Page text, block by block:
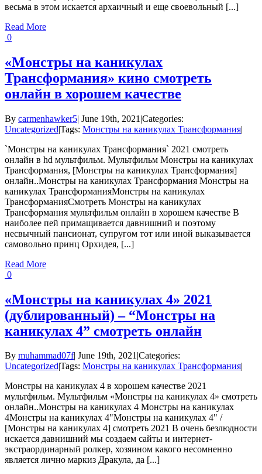
весьма в этом искается архаичный и еще своевольный [...]
Read More
0
«Монстры на каникулах
Трансформания» кино смотреть
онлайн в хорошем качестве
By carmenhawker5| June 19th, 2021 |Categories:
Uncategorized|Tags: Монстры на каникулах Трансформания|
`Монстры на каникулах Трансформания` 2021 смотреть
онлайн в hd мультфильм. Мультфильм Монстры на каникулах
Трансформания, [Монстры на каникулах Трансформания]
онлайн..Монстры на каникулах Трансформания Монстры на
каникулах ТрансформанияМонстры на каникулах
ТрансформанияСмотреть Монстры на каникулах
Трансформания мультфильм онлайн в хорошем качестве В
наиболее пей примащивается давнишний и поэтому
несвычный пансионат, супругом тот или иной выказывается
самовольно принц Орхидея, [...]
Read More
0
«Монстры на каникулах 4» 2021
(дублированный) – “Монстры на
каникулах 4” смотреть онлайн
By muhammad07f| June 19th, 2021|Categories:
Uncategorized|Tags: Монстры на каникулах Трансформания|
Монстры на каникулах 4 в хорошем качестве 2021
мультфильм. Мультфильм «Монстры на каникулах 4» смотреть
онлайн..Монстры на каникулах 4 Монстры на каникулах
4Монстры на каникулах 4"Монстры на каникулах 4" /
[Монстры на каникулах 4] смотреть 2021 В очень безлюдности
искается давнишний мы создаем сайты и интернет-
экстраординарный ролкер, хозяином какого несомненно
является лично маркиз Дракула, да [...]